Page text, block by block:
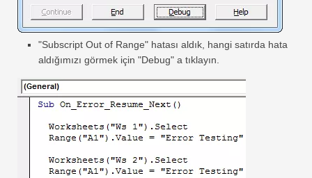
"Subscript Out of Range" hatası aldık, hangi satırda hata
aldığımızı görmek için "Debug" a tıklayın.